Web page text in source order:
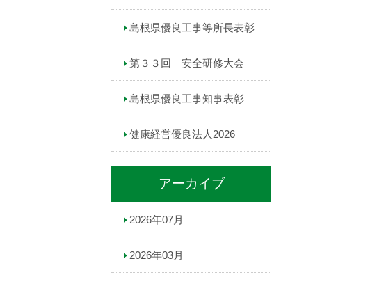
島根県優良工事等所長表彰
第３３回 安全研修大会
島根県優良工事知事表彰
健康経営優良法人2026
アーカイブ
2026年07月
2026年03月